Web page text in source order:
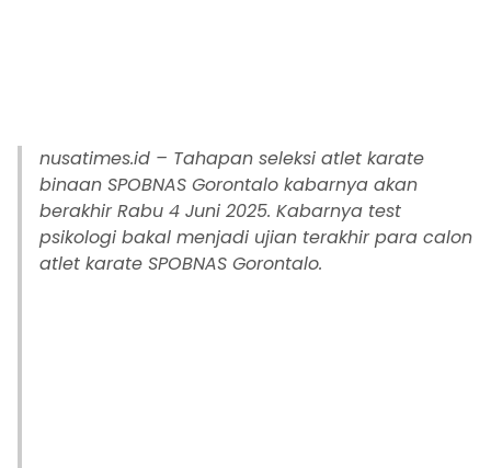
nusatimes.id – Tahapan seleksi atlet karate
binaan SPOBNAS Gorontalo kabarnya akan
berakhir Rabu 4 Juni 2025. Kabarnya test
psikologi bakal menjadi ujian terakhir para calon
atlet karate SPOBNAS Gorontalo.